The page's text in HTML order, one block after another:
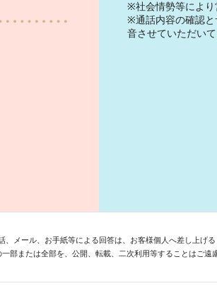
※社会情勢等により
※通話内容の確認と
音させていただいて
、メール、お手紙等による回答は、お客様個人へ差し上げる
部または全部を、公開、転載、二次利用等することはご遠